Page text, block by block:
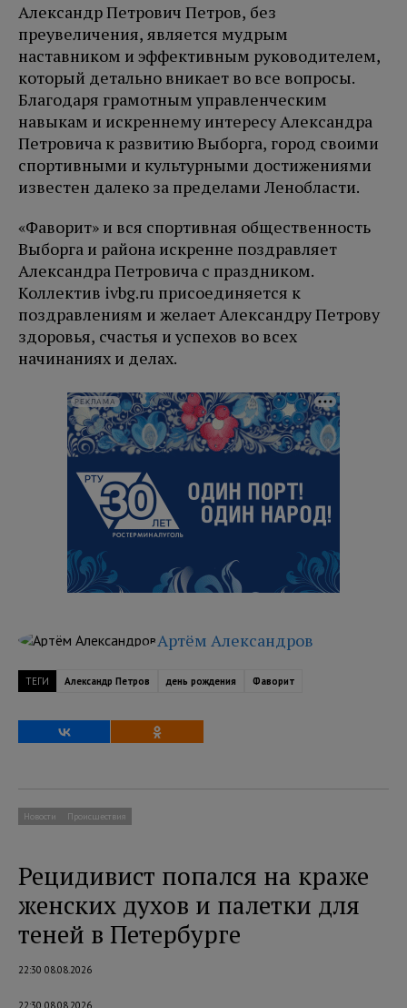
Александр Петрович Петров, без
преувеличения, является мудрым
наставником и эффективным руководителем,
который детально вникает во все вопросы.
Благодаря грамотным управленческим
навыкам и искреннему интересу Александра
Петровича к развитию Выборга, город своими
спортивными и культурными достижениями
известен далеко за пределами Ленобласти.
«Фаворит» и вся спортивная общественность
Выборга и района искренне поздравляет
Александра Петровича с праздником.
Коллектив ivbg.ru присоединяется к
поздравлениям и желает Александру Петрову
здоровья, счастья и успехов во всех
начинаниях и делах.
РЕКЛАМА
Артём Александров
ТЕГИ Александр Петров день рождения Фаворит
Новости Происшествия
Рецидивист попался на краже
женских духов и палетки для
теней в Петербурге
22:30 08.08.2026